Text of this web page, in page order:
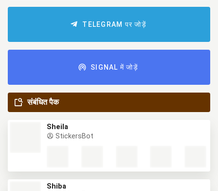
TELEGRAM पर जोड़ें
SIGNAL में जोड़ें
संबंधित पैक
Sheila
StickersBot
Shiba